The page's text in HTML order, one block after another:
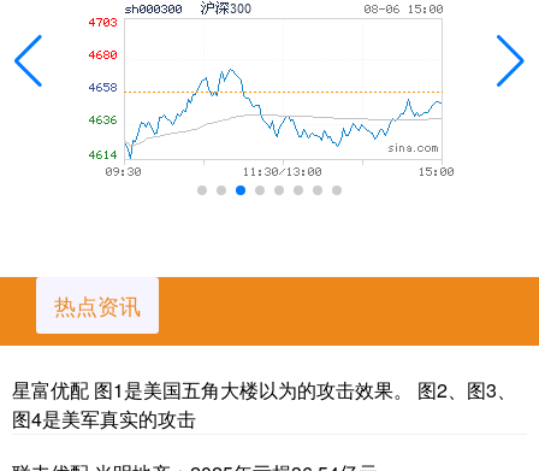
热点资讯
星富优配 图1是美国五角大楼以为的攻击效果。 图2、图3、
图4是美军真实的攻击